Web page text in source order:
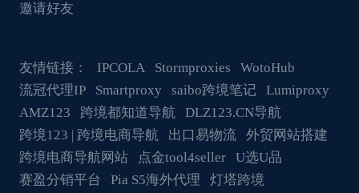
邀请好友
友情链接： IPCOLA Stormproxies
WotoHub
流冠代理IP
Smartproxy saibo跨境笔记
Lumiproxy
AMZ123
跨境都知道导航
DLZ123.CN导航
跨境123 | 跨境电商导航
出口易物流
外贸网站搭建
跨境电商导航网站
点金tool4seller
U选U品
赛盈分销平台
Pia S5海外代理
灯塔跨境